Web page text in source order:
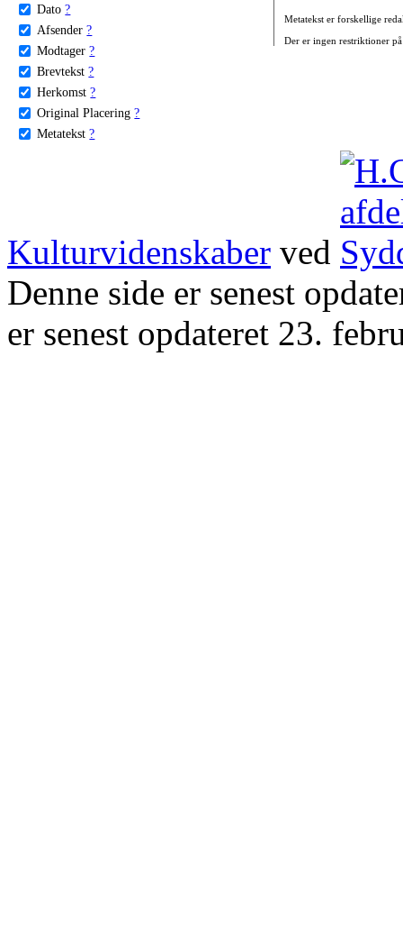
Dato ?
Afsender ?
Modtager ?
Brevtekst ?
Herkomst ?
Original Placering ?
Metatekst ?
Metatekst er forskellige
Der er ingen restriktioner
Kulturvidenskaber ved
Denne side er senest
er senest opdateret 23.